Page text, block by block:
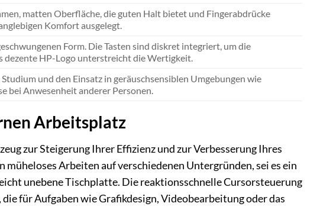
matten Oberfläche, die guten Halt bietet und Fingerabdrücke
Komfort ausgelegt.
Form. Die Tasten sind diskret integriert, um die
dezente HP-Logo unterstreicht die Wertigkeit.
und den Einsatz in geräuschsensiblen Umgebungen wie
bei Anwesenheit anderer Personen.
Arbeitsplatz
zur Steigerung Ihrer Effizienz und zur Verbesserung Ihres
Arbeiten auf verschiedenen Untergründen, sei es ein
unebene Tischplatte. Die reaktionsschnelle Cursorsteuerung
für Aufgaben wie Grafikdesign, Videobearbeitung oder das